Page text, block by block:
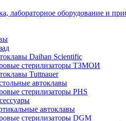
лабораторное оборудование и
Daihan Scientific
стерилизаторы ТЗМОИ
Tuttnauer
автоклавы
стерилизаторы PHS
автоклавы
стерилизаторы DGM